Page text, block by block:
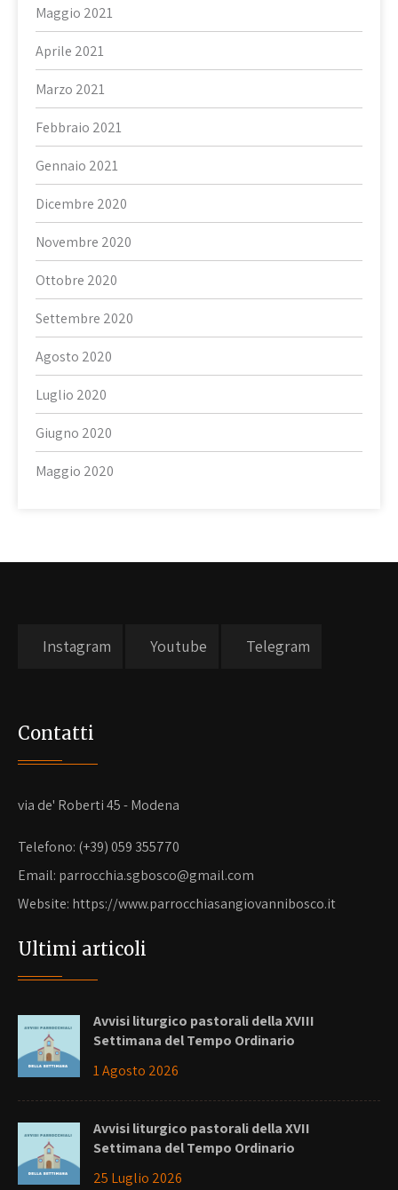
Maggio 2021
Aprile 2021
Marzo 2021
Febbraio 2021
Gennaio 2021
Dicembre 2020
Novembre 2020
Ottobre 2020
Settembre 2020
Agosto 2020
Luglio 2020
Giugno 2020
Maggio 2020
Instagram Youtube Telegram
Contatti
via de' Roberti 45 - Modena
Telefono: (+39) 059 355770
Email: parrocchia.sgbosco@gmail.com
Website: https://www.parrocchiasangiovannibosco.it
Ultimi articoli
Avvisi liturgico pastorali della XVIII
Settimana del Tempo Ordinario
1 Agosto 2026
Avvisi liturgico pastorali della XVII
Settimana del Tempo Ordinario
25 Luglio 2026